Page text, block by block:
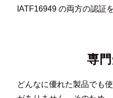
IATF16949 の両方の認証
専
どんなに優れた製品でも